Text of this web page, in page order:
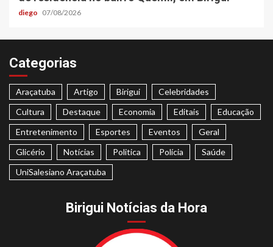
diego 07/08/2026
Categorias
Araçatuba Artigo Birigui
Celebridades
Cultura
Destaque Economia Editais
Educação
Entretenimento
Esportes Eventos
Geral
Glicério
Notícias Politica Polícia
Saúde
UniSalesiano Araçatuba
Birigui Notícias da Hora